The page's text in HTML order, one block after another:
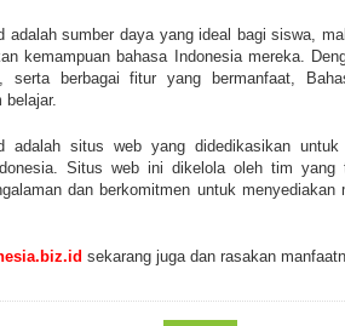
adalah sumber daya yang ideal bagi siswa,
kemampuan bahasa Indonesia mereka.
serta berbagai fitur yang bermanfaat,
belajar.
adalah situs web yang didedikasikan untuk
Situs web ini dikelola oleh tim yang
dan berkomitmen untuk
sekarang juga dan rasakan